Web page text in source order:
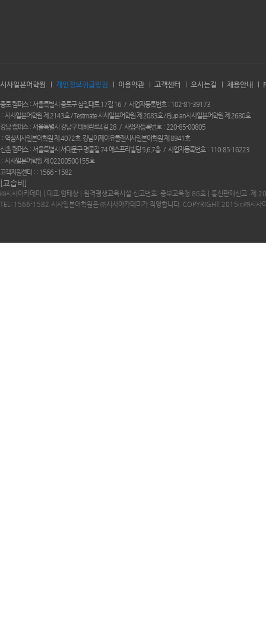
시사일본어학원 개인정보취급방침 이용약관 고객센터 오시는길 채용안내
종로 캠퍼스 서울특별시 종로구 삼일대로 17길 16 사업자등록번호
102-81-39173
시사일본어학원 제 2143호 / Testmate 시사일본어학원 제 2083호 / Ejuplan시사일본어학원 제 2680호
강남 캠퍼스
서울특별시 강남구 테헤란로4길 28 사업자등록번호
220-85-00805
역삼시사일본어학원 제 4072호. 강남이제이유플랜시사일본어학원 제 8941호
신촌 캠퍼스
서울특별시 서대문구 명물길 74 에스프리빌딩 5,6,7층 사업자등록번호
110-85-16223
시사일본어학원 제 02200500155호
고객지원센터 :
1566 - 1582
[교습비]
㈜시사아카데미 | 대표:엄태상 | 원격평생교육시설 신고번호: 중부교육청 86호 | 통신판매신고: 제
TEL: 1566-1582 시사일본어학원은 ㈜시사아카데미가 직영합니다. COPYRIGHT 2015ⓒ㈜시사